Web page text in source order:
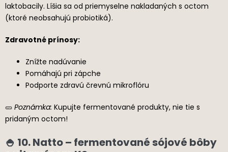
laktobacily. Líšia sa od priemyselne nakladaných s octom
(ktoré neobsahujú probiotiká).
Zdravotné prínosy:
Znížte nadúvanie
Pomáhajú pri zápche
Podporte zdravú črevnú mikroflóru
🥒 Poznámka: Kupujte fermentované produkty, nie tie s
pridaným octom!
🍚 10. Natto – fermentované sójové bôby